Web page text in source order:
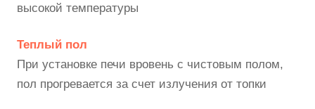
высокой температуры
Теплый пол
При установке печи вровень с чистовым полом,
пол прогревается за счет излучения от топки